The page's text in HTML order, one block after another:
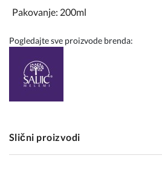
Pakovanje: 200ml
Pogledajte sve proizvode brenda:
Slični proizvodi